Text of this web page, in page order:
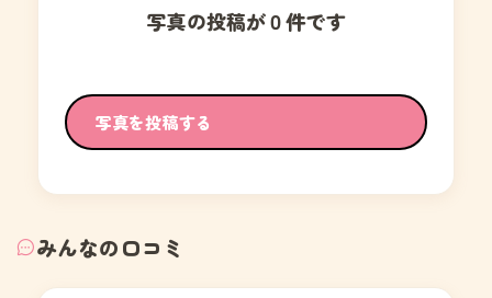
写真の投稿が０件です
写真を投稿する
みんなの口コミ